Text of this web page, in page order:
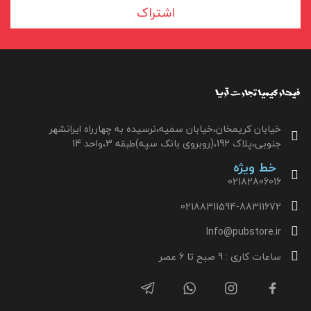
اشتراک
خیابان کریمخان،خیابان سمیه،نرسیده به چهارراه ایرانشهر
جنوبی،پلاک 192،(روبروی بانک سپه)طبقه 3،واحد 14
خط ویژه
02182806016
02188311594-88311672
Info@pubstore.ir
ساعات کاری : 9 صبح تا 6 عصر